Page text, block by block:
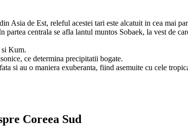
Asia de Est, releful acestei tari este alcatuit in cea mai
partea centrala se afla lantul muntos Sobaek, la vest de
si Kum.
ce determina precipitatii bogate.
si au o maniera exuberanta, fiind asemuite cu cele
Coreea Sud